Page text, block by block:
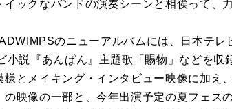
ックなバンドの演奏シーンと相俟って、
のニューアルバムには、日本テ
小説『あんぱん』主題歌「賜物」などを
様とメイキング・インタビュー映像に加え
の映像の一部と、今年出演予定の夏フェス